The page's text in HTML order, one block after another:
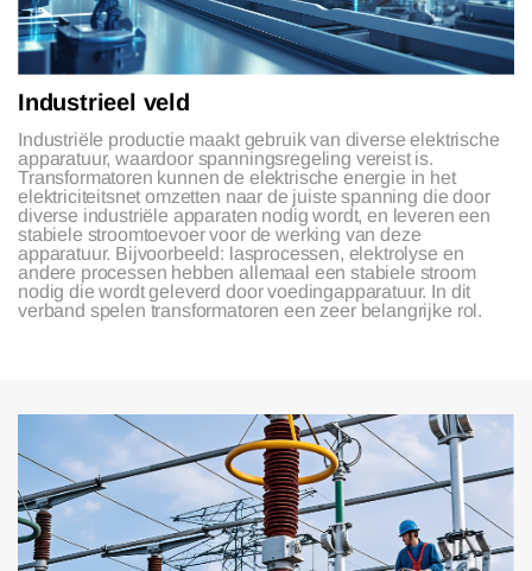
Industrieel veld
Industriële productie maakt gebruik van diverse elektrische
apparatuur, waardoor spanningsregeling vereist is.
Transformatoren kunnen de elektrische energie in het
elektriciteitsnet omzetten naar de juiste spanning die door
diverse industriële apparaten nodig wordt, en leveren een
stabiele stroomtoevoer voor de werking van deze
apparatuur. Bijvoorbeeld: lasprocessen, elektrolyse en
andere processen hebben allemaal een stabiele stroom
nodig die wordt geleverd door voedingapparatuur. In dit
verband spelen transformatoren een zeer belangrijke rol.